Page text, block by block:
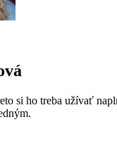
si ho treba užívať